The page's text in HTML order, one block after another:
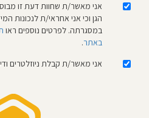
אני מאשר/ת שחוות דעת זו
הגן וכי אני אחראי/ת לנכונות
במסגרתה. לפרטים נוספים ראו
באתר.
אני מאשר/ת קבלת ניוזלטרים